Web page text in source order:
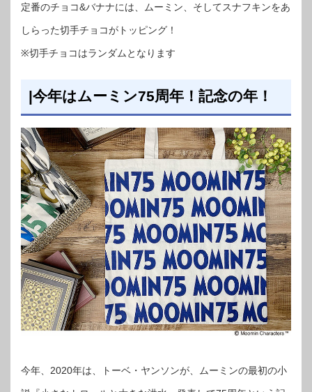
定番のチョコ&バナナには、ムーミン、そしてスナフキンをあ
しらった切手チョコがトッピング！
※切手チョコはランダムとなります
|今年はムーミン75周年！記念の年！
今年、2020年は、トーベ・ヤンソンが、ムーミンの最初の小